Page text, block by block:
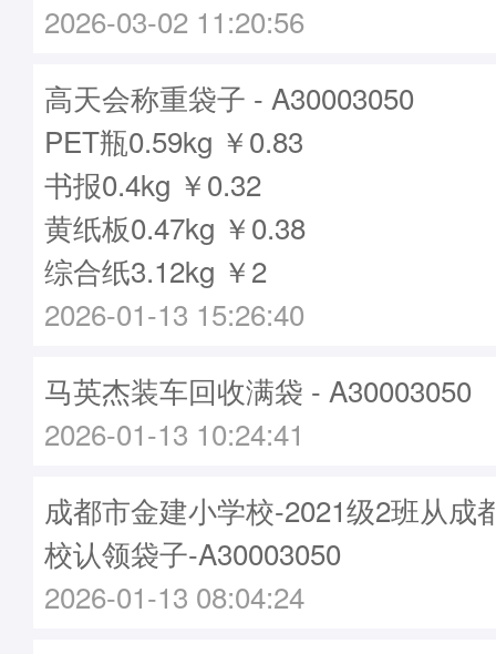
2026-03-02 11:20:56
高天会称重袋子 - A30003050
PET瓶0.59kg ￥0.83
书报0.4kg ￥0.32
黄纸板0.47kg ￥0.38
综合纸3.12kg ￥2
2026-01-13 15:26:40
马英杰装车回收满袋 - A30003050
2026-01-13 10:24:41
成都市金建小学校-2021级2班从成
校认领袋子-A30003050
2026-01-13 08:04:24